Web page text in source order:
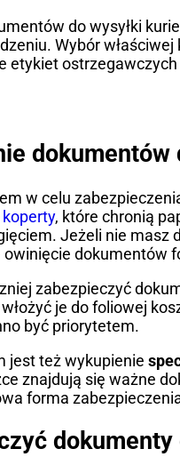
do wysyłki
Wybór
etykiet
dokumentów
w celu
koperty, które chronią
Jeżeli nie
owinięcie dokumentów
zabezpieczyć
je do foliowej
być priorytetem.
jest też wykupienie
znajdują się ważne
forma